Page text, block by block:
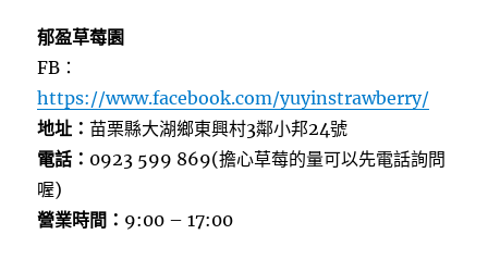
郁盈草莓園
FB：
https://www.facebook.com/yuyinstrawberry/
地址： 苗栗縣大湖鄉東興村3鄰小邦24號
電話： 0923 599 869(擔心草莓的量可以先電話詢問
喔)
營業時間： 9:00 – 17:00